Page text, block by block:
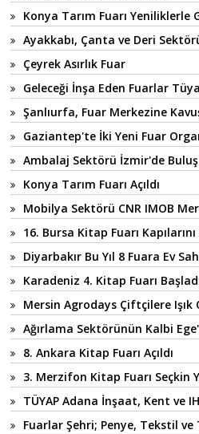
Konya Tarım Fuarı Yeniliklerle
Ayakkabı, Çanta ve Deri
Çeyrek Asırlık Fuar
Geleceği İnşa Eden Fuarlar
Şanlıurfa, Fuar Merkezine
Gaziantep'te İki Yeni Fuar
Ambalaj Sektörü İzmir'de
Konya Tarım Fuarı Açıldı
Mobilya Sektörü CNR IMOB
16. Bursa Kitap Fuarı Kapılarını
Diyarbakır Bu Yıl 8 Fuara Ev
Karadeniz 4. Kitap Fuarı
Mersin Agrodays Çiftçilere Işık
Ağırlama Sektörünün Kalbi
8. Ankara Kitap Fuarı Açıldı
3. Merzifon Kitap Fuarı Seçkin
TÜYAP Adana İnşaat, Kent ve
Fuarlar Şehri; Penye, Tekstil ve